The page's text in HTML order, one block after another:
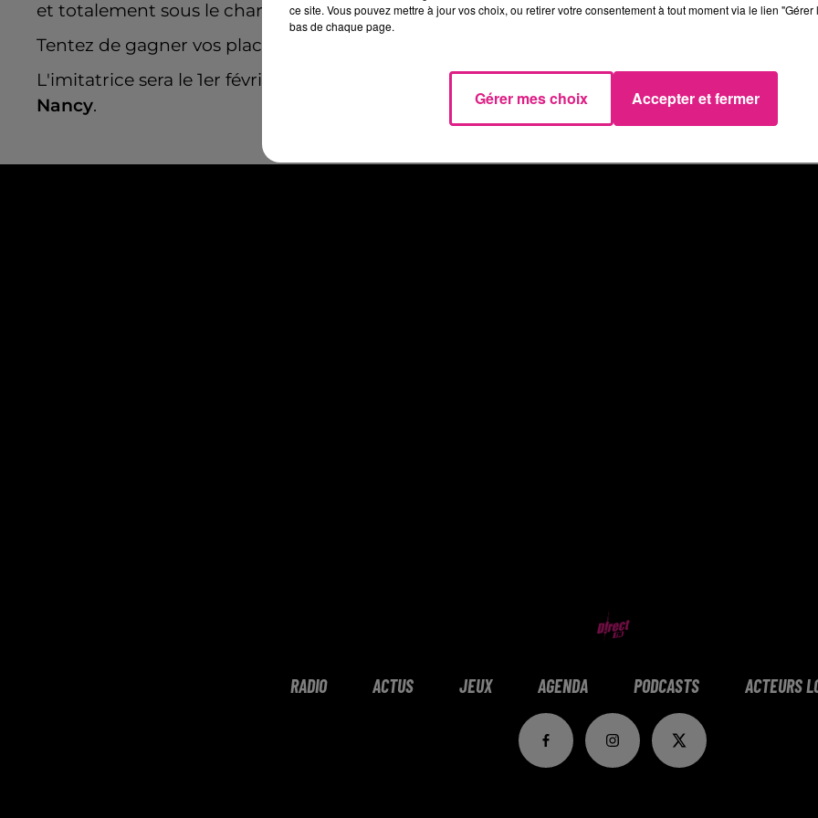
et totalement sous le charme….
Tentez de gagner vos places du lundi au vendredi dans le
L'imitatrice sera le 1er février au
Galaxie d'Amnévilleet le 16 avril prochain au
Zénith de
Nancy.
RADIO ACTUS JEUX AGENDA PODCASTS ACTEURS
ce site. Vous pouvez mettre à jour vos choix, ou retirer votre consentement à tout moment via le lien
bas de chaque page.
Gérer mes choix Accepter et fermer